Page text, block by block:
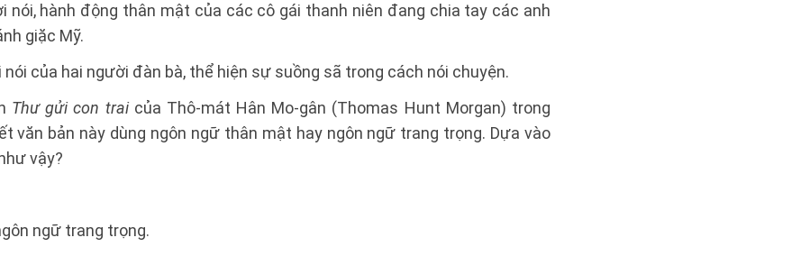
nói, hành động thân mật của các cô gái thanh niên đang chia tay các anh
giặc Mỹ.
nói của hai người đàn bà, thể hiện sự suồng sã trong cách nói chuyện.
Thư gửi con traicủa Thô-mát Hân Mo-gân (Thomas Hunt Morgan) trong
văn bản này dùng ngôn ngữ thân mật hay ngôn ngữ trang trọng. Dựa vào
vậy?
ngữ trang trọng.